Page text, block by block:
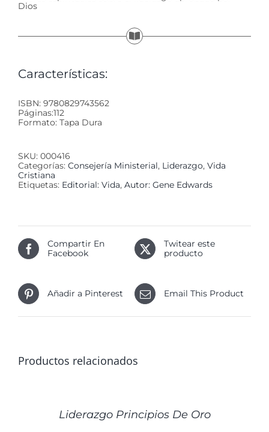
Dios
Características:
ISBN: 9780829743562
Páginas:112
Formato: Tapa Dura
SKU: 000416
Categorías: Consejería Ministerial, Liderazgo, Vida
Cristiana
Etiquetas: Editorial: Vida, Autor: Gene Edwards
Compartir En
Facebook
Twitear este
producto
Añadir a Pinterest Email This Product
Productos relacionados
Liderazgo Principios De Oro